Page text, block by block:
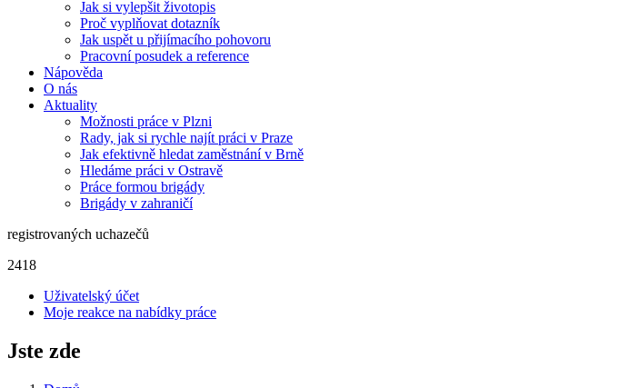
Jak si vylepšit životopis
Proč vyplňovat dotazník
Jak uspět u přijímacího pohovoru
Pracovní posudek a reference
Nápověda
O nás
Aktuality
Možnosti práce v Plzni
Rady, jak si rychle najít práci v Praze
Jak efektivně hledat zaměstnání v Brně
Hledáme práci v Ostravě
Práce formou brigády
Brigády v zahraničí
registrovaných uchazečů
2418
Uživatelský účet
Moje reakce na nabídky práce
Jste zde